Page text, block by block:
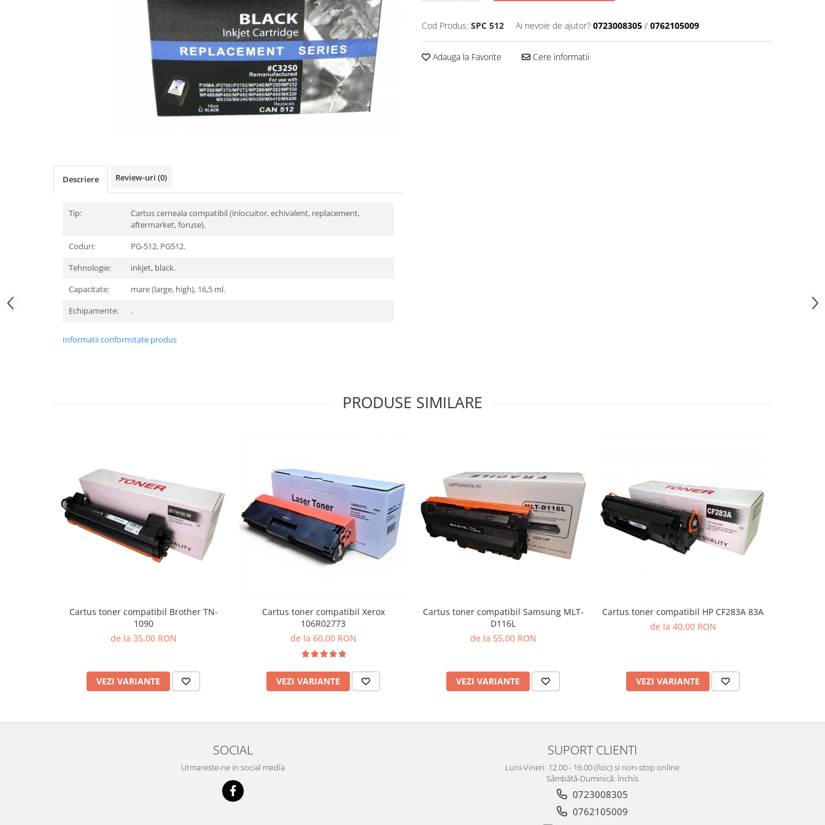
Cod Produs: SPC 512 Ai nevoie de ajutor? 0723008305 / 0762105009
Adauga la Favorite Cere informatii
Descriere Review-uri (0)
Tip:
Cartus cerneala compatibil (inlocuitor, echivalent, replacement,
aftermarket, foruse).
Coduri:
PG-512, PG512.
Tehnologie:
inkjet, black.
Capacitate:
mare (large, high), 16,5 ml.
Echipamente:
.
Informatii conformitate produs
PRODUSE SIMILARE
Cartus toner compatibil Brother TN-
1090
de la 35,00 RON
VEZI VARIANTE
Cartus toner compatibil Xerox
106R02773
de la 60,00 RON
VEZI VARIANTE
Cartus toner compatibil Samsung MLT-
D116L
de la 55,00 RON
VEZI VARIANTE
Cartus toner compatibil HP CF283A 83A
de la 40,00 RON
VEZI VARIANTE
SOCIAL
Urmareste-ne in social media
SUPORT CLIENTI
Luni-Vineri: 12.00 - 16.00 (fizic) si non-stop online
Sâmbătă-Duminică: închis
0723008305
0762105009